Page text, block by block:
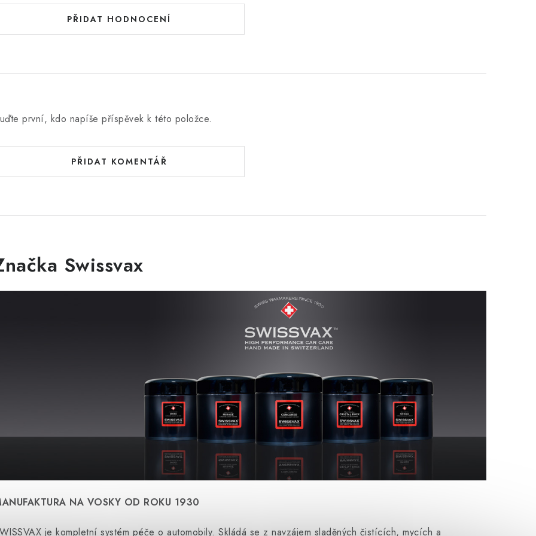
PŘIDAT HODNOCENÍ
první, kdo napíše příspěvek k této položce.
PŘIDAT KOMENTÁŘ
Swissvax
NA VOSKY OD ROKU 1930
je kompletní systém péče o automobily. Skládá se z navzájem sladěných čistících, mycích a